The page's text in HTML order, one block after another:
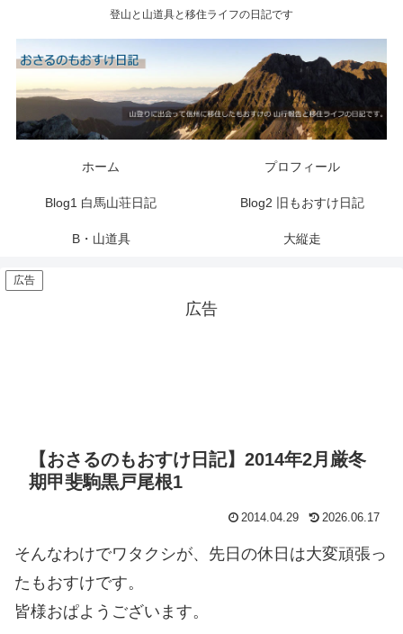
登山と山道具と移住ライフの日記です
ホーム プロフィール
Blog1 白馬山荘日記 Blog2 旧もおすけ日記
B・山道具 大縦走
広告
広告
【おさるのもおすけ日記】2014年2月厳冬
期甲斐駒黒戸尾根1
2014.04.29 2026.06.17
そんなわけでワタクシが、先日の休日は大変頑張っ
たもおすけです。
皆様おぱようございます。